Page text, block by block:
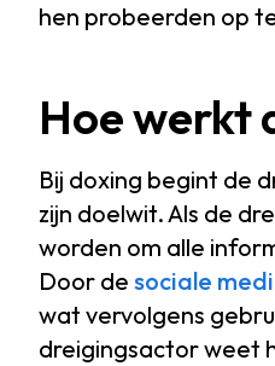
hen probeerden op
Hoe werkt
Bij doxing begint de
zijn doelwit. Als de
worden om alle
Door de sociale
wat vervolgens
dreigingsactor weet